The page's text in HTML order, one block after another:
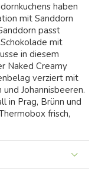
haben
mit Sanddorn
passt
mit
in diesem
Naked Creamy
verziert mit
Johannisbeeren.
in Prag, Brünn und
frisch,